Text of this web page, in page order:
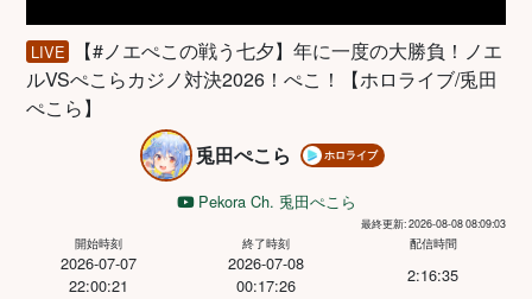
LIVE
【#ノエぺこの戦う七夕】年に一度の大勝負！ノエ
ルVSぺこらカジノ対決2026！ぺこ！【ホロライブ/兎田
ぺこら】
兎田ぺこら
ホロライブ
Pekora Ch. 兎田ぺこら
最終更新: 2026-08-08 08:09:03
開始時刻
2026-07-07
22:00:21
終了時刻
2026-07-08
00:17:26
配信時間
2:16:35